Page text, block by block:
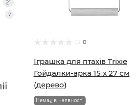
21
7
0
Іграшка для птахів Trixie
Гойдалки-арка 15 x 27 см
(дерево)
Немає в наявності